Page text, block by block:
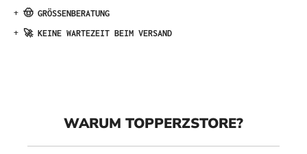
+ 🤠 GRÖSSENBERATUNG
+ 🚀 KEINE WARTEZEIT BEIM VERSAND
WARUM TOPPERZSTORE?